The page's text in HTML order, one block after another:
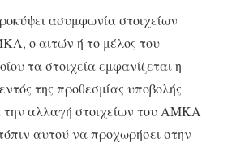
ασυμφωνία στοιχείων
ο αιτών ή το μέλος του
τα στοιχεία εμφανίζεται η
της προθεσμίας υποβολής
την αλλαγή στοιχείων του ΑΜΚΑ
αυτού να προχωρήσει στην